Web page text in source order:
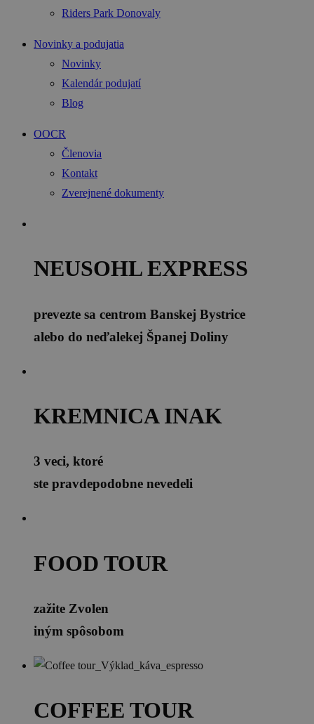
Riders Park Donovaly
Novinky a podujatia
Novinky
Kalendár podujatí
Blog
OOCR
Členovia
Kontakt
Zverejnené dokumenty
NEUSOHL EXPRESS
prevezte sa centrom Banskej Bystrice
alebo do neďalekej Španej Doliny
KREMNICA INAK
3 veci, ktoré
ste pravdepodobne nevedeli
FOOD TOUR
zažite Zvolen
iným spôsobom
COFFEE TOUR